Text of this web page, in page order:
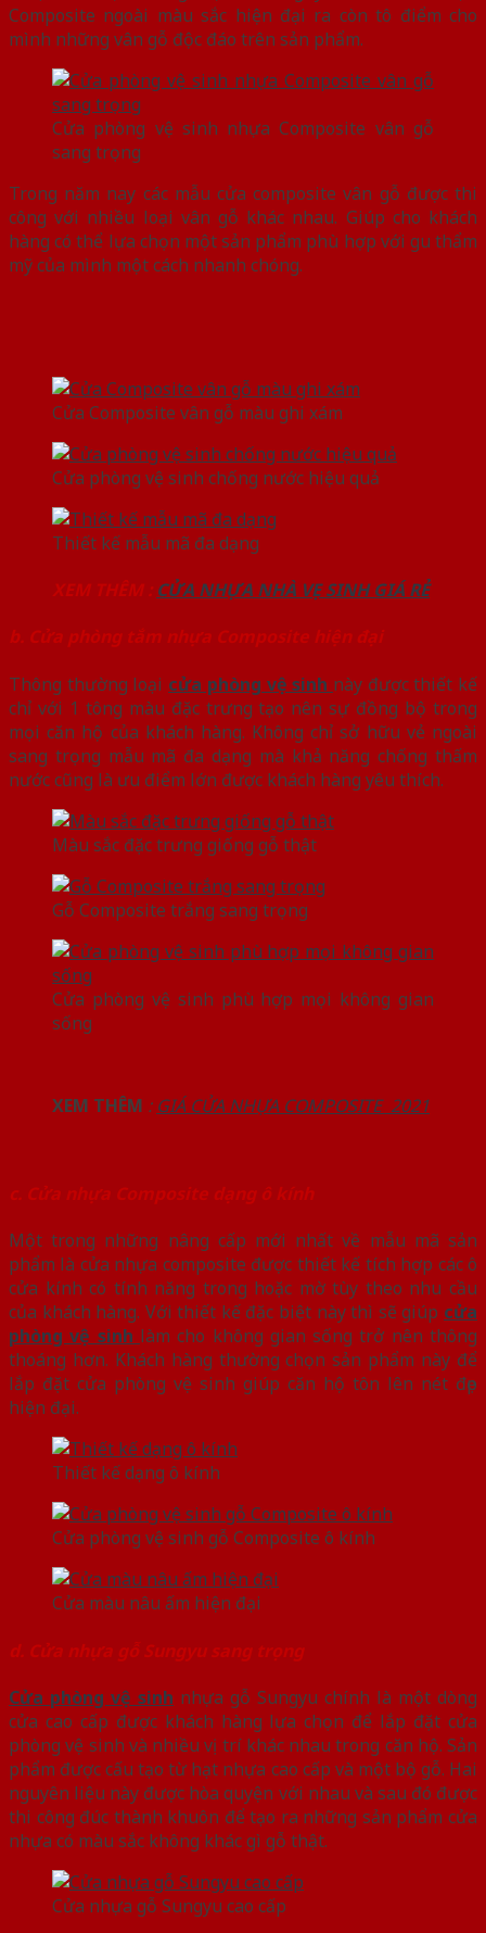
Composite ngoài màu sắc hiện đại ra còn tô điểm cho
mình những vân gỗ độc đáo trên sản phẩm.
Cửa phòng vệ sinh nhựa Composite vân gỗ
sang trọng
Trong năm nay các mẫu cửa composite vân gỗ được thi
công với nhiều loại vân gỗ khác nhau. Giúp cho khách
hàng có thể lựa chọn một sản phẩm phù hợp với gu thẩm
mỹ của mình một cách nhanh chóng.
Cửa Composite vân gỗ màu ghi xám
Cửa phòng vệ sinh chống nước hiệu quả
Thiết kế mẫu mã đa dạng
XEM THÊM : CỬA NHỰA NHÀ VẸ SINH GIÁ RẺ
b. Cửa phòng tắm nhựa Composite hiện đại
Thông thường loại cửa phòng vệ sinh này được thiết kế
chỉ với 1 tông màu đặc trưng tạo nên sự đồng bộ trong
mọi căn hộ của khách hàng. Không chỉ sở hữu vẻ ngoài
sang trọng mẫu mã đa dạng mà khả năng chống thấm
nước cũng là ưu điểm lớn được khách hàng yêu thích.
Màu sắc đặc trưng giống gỗ thật
Gỗ Composite trắng sang trọng
Cửa phòng vệ sinh phù hợp mọi không gian
sống
XEM THÊM : GIÁ CỬA NHỰA COMPOSITE 2021
c. Cửa nhựa Composite dạng ô kính
Một trong những nâng cấp mới nhất về mẫu mã sản
phẩm là cửa nhựa composite được thiết kế tích hợp các ô
cửa kính có tính năng trong hoặc mờ tùy theo nhu cầu
của khách hàng. Với thiết kế đặc biệt này thì sẽ giúp cửa
phòng vệ sinh làm cho không gian sống trở nên thông
thoáng hơn. Khách hàng thường chọn sản phẩm này để
lắp đặt cửa phòng vệ sinh giúp căn hộ tôn lên nét đẹp
hiện đại.
Thiết kế dạng ô kính
Cửa phòng vệ sinh gỗ Composite ô kính
Cửa màu nâu ấm hiện đại
d. Cửa nhựa gỗ Sungyu sang trọng
Cửa phòng vệ sinh nhựa gỗ Sungyu chính là một dòng
cửa cao cấp được khách hàng lựa chọn để lắp đặt cửa
phòng vệ sinh và nhiều vị trí khác nhau trong căn hộ. Sản
phẩm được cấu tạo từ hạt nhựa cao cấp và một bộ gỗ. Hai
nguyên liệu này được hòa quyện với nhau và sau đó được
thi công đúc thành khuôn để tạo ra những sản phẩm cửa
nhựa có màu sắc không khác gì gỗ thật.
Cửa nhựa gỗ Sungyu cao cấp